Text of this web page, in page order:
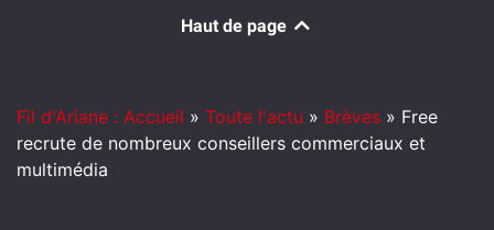
Haut de page
Fil d'Ariane : Accueil » Toute l'actu » Brèves » Free
recrute de nombreux conseillers commerciaux et
multimédia